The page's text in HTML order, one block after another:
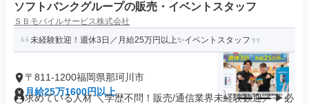
ソフトバンクグループの販売・イベントスタッフ
ＳＢモバイルサービス株式会社
未経験歓迎！週休3日／月給25万円以上✨イベントスタッフ
〒811-1200福岡県那珂川市
月給25万1600円以上
求めている人材 ＼学歴不問！販売/通信業界未経験歓迎／ ▶必